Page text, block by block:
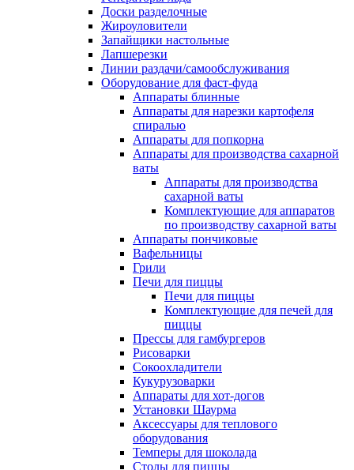
Доски разделочные
Жироуловители
Запайщики настольные
Лапшерезки
Линии раздачи/самообслуживания
Оборудование для фаст-фуда
Аппараты блинные
Аппараты для нарезки картофеля
спиралью
Аппараты для попкорна
Аппараты для производства сахарной
ваты
Аппараты для производства
сахарной ваты
Комплектующие для аппаратов
по производству сахарной ваты
Аппараты пончиковые
Вафельницы
Грили
Печи для пиццы
Печи для пиццы
Комплектующие для печей для
пиццы
Прессы для гамбургеров
Рисоварки
Сокоохладители
Кукурузоварки
Аппараты для хот-догов
Установки Шаурма
Аксессуары для теплового
оборудования
Темперы для шоколада
Столы для пиццы